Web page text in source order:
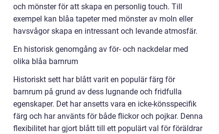
och mönster för att skapa en personlig touch. Till
exempel kan blåa tapeter med mönster av moln eller
havsvågor skapa en intressant och levande atmosfär.
En historisk genomgång av för- och nackdelar med
olika blåa barnrum
Historiskt sett har blått varit en populär färg för
barnrum på grund av dess lugnande och fridfulla
egenskaper. Det har ansetts vara en icke-könsspecifik
färg och har använts för både flickor och pojkar. Denna
flexibilitet har gjort blått till ett populärt val för föräldrar